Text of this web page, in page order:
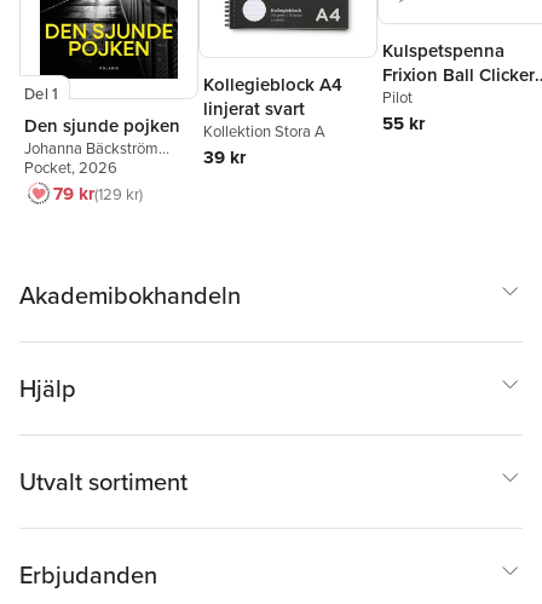
Del 1
Den sjunde pojken
Johanna Bäckström
Lerneby
Pocket, 2026
79 kr129 kr
Kollegieblock A4
linjerat svart
Kollektion Stora A
39 kr
Kulspetspenna
Frixion Ball Clicker
0.7 svart, raderbar
Pilot
55 kr
Akademibokhandeln
Hjälp
Utvalt sortiment
Erbjudanden